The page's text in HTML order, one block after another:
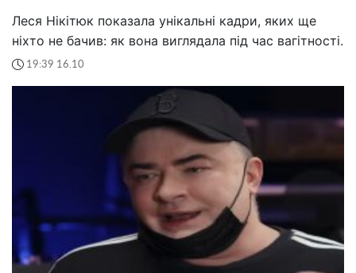
Леся Нікітюк показала унікальні кадри, яких ще
ніхто не бачив: як вона виглядала під час вагітності.
19:39 16.10